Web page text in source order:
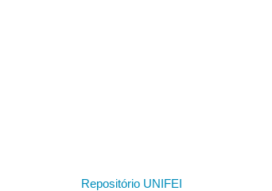
Repositório UNIFEI